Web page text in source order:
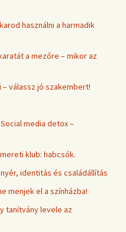
használni a harmadik
a mezőre – mikor az
válassz jó szakembert!
media detox –
klub: habcsók.
identitás és családállítás
menjek el a színházba!
tanítvány levele az